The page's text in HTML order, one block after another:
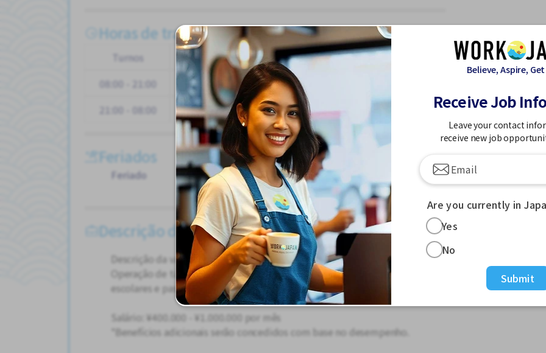
Horas de trabalho
Turnos Seg Ter Qua Qui Sex Sáb Dom
08:00 - 21:00
21:00 - 08:00
Feriados
Feriado
Férias Pagas
Outras
Descrição do Trabalho
Descrição da vaga:
Operação de táxi, traslados para o Aeroporto de Kansai, excursões
escolares e passeios turísticos nacionais e internacionais.
Salário: ¥400.000 - ¥1.000.000 por mês
*Benefícios adicionais serão concedidos com base no desempenho.
Believe, Aspire,
Receive Job
Leave your contact
receive new job
Are you currently in
Yes
No
Submit